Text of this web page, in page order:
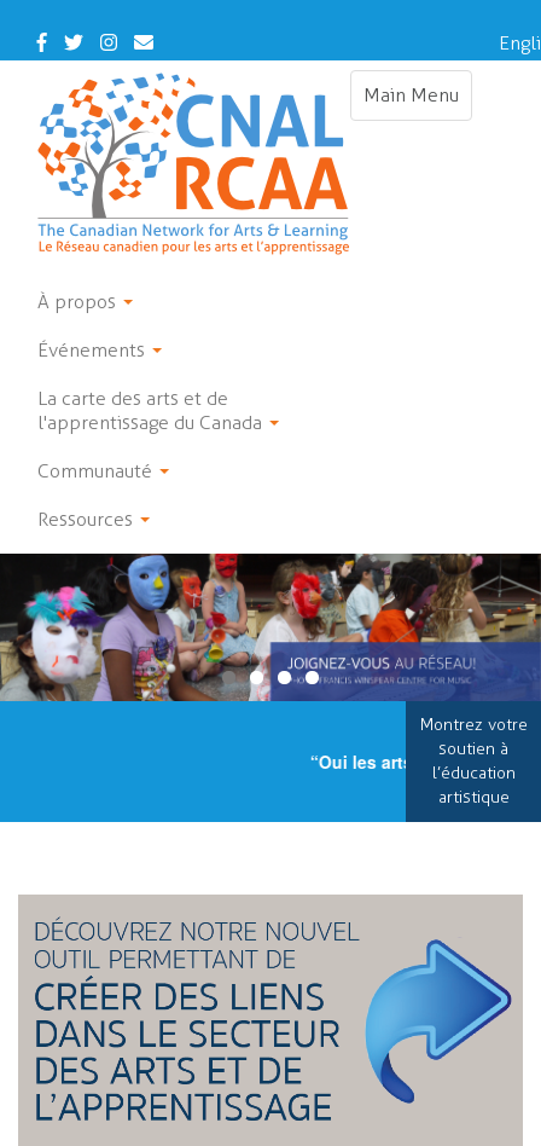
main
Facebook
TwitterInstagram
Contact
Us
Main Menu
Toggle
À propos
Événements
La carte des arts et de
l'apprentissage du Canada
Communauté
Ressources
“Oui les arts sont
Montrez votre
soutien à
l’éducation
artistique